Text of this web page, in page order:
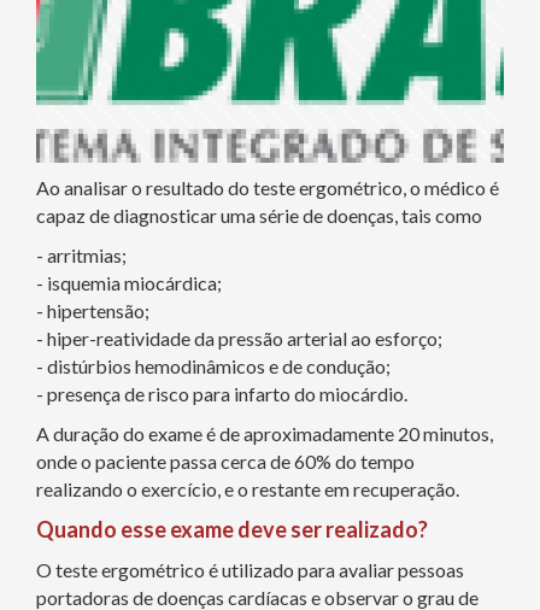
Ao analisar o resultado do teste ergométrico, o médico é
capaz de diagnosticar uma série de doenças, tais como
- arritmias;
- isquemia miocárdica;
- hipertensão;
- hiper-reatividade da pressão arterial ao esforço;
- distúrbios hemodinâmicos e de condução;
- presença de risco para infarto do miocárdio.
A duração do exame é de aproximadamente 20 minutos,
onde o paciente passa cerca de 60% do tempo
realizando o exercício, e o restante em recuperação.
Quando esse exame deve ser realizado?
O teste ergométrico é utilizado para avaliar pessoas
portadoras de doenças cardíacas e observar o grau de